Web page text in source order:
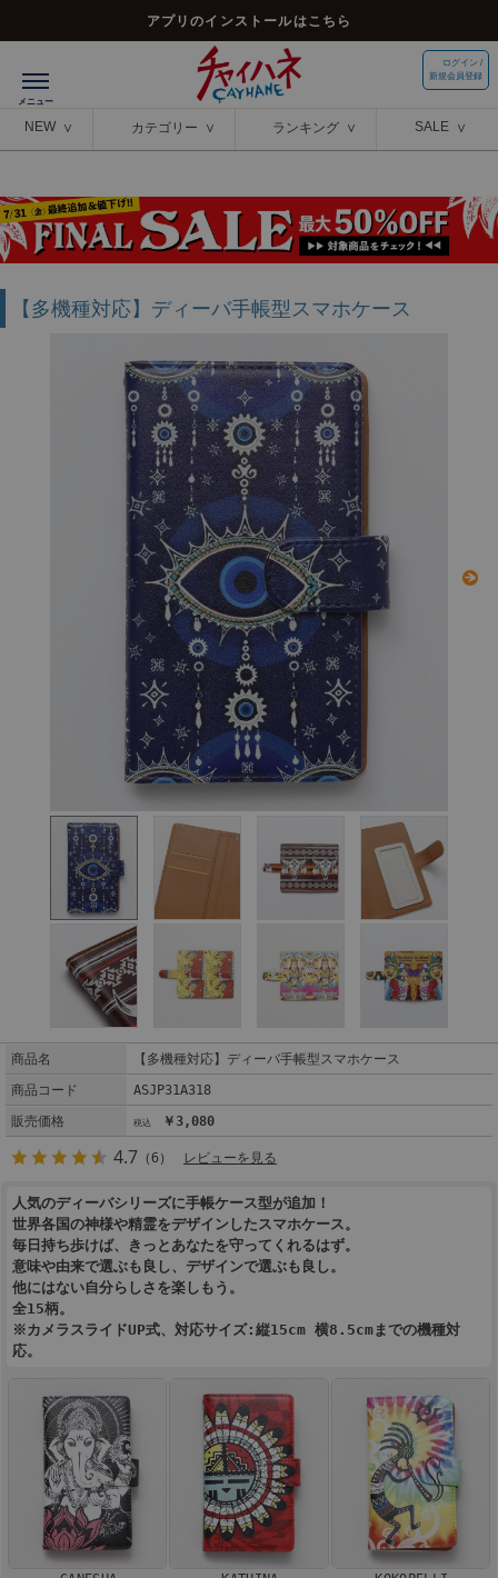
アプリのインストールはこちら
ログイン /
新規会員登録
NEW カテゴリー ランキング SALE
【多機種対応】ディーバ手帳型スマホケース
商品名
【多機種対応】ディーバ手帳型スマホケース
商品コード
ASJP31A318
販売価格
￥3,080
4.7 （6） レビューを見る
人気のディーバシリーズに手帳ケース型が追加！
世界各国の神様や精霊をデザインしたスマホケース。
毎日持ち歩けば、きっとあなたを守ってくれるはず。
意味や由来で選ぶも良し、デザインで選ぶも良し。
他にはない自分らしさを楽しもう。
全15柄。
※カメラスライドUP式、対応サイズ:縦15cm 横8.5cmまでの機種対
応。